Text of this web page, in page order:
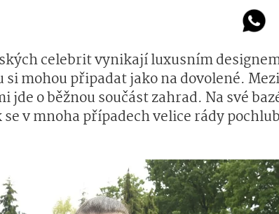
celebrit vynikají luxusním
mohou připadat jako na dovolené. Mezi
jde o běžnou součást zahrad. Na své
v mnoha případech velice rády